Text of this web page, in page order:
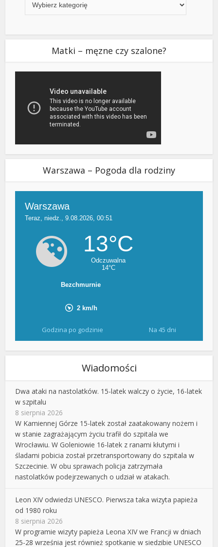
Matki – męzne czy szalone?
Warszawa – Pogoda dla rodziny
Godzina po godzinie Na 45 dni
Wiadomości
Dwa ataki na nastolatków. 15-latek walczy o życie, 16-latek
w szpitalu
8 sierpnia 2026
W Kamiennej Górze 15-latek został zaatakowany nożem i
w stanie zagrażającym życiu trafił do szpitala we
Wrocławiu. W Goleniowie 16-latek z ranami kłutymi i
śladami pobicia został przetransportowany do szpitala w
Szczecinie. W obu sprawach policja zatrzymała
nastolatków podejrzewanych o udział w atakach.
Leon XIV odwiedzi UNESCO. Pierwsza taka wizyta papieża
od 1980 roku
8 sierpnia 2026
W programie wizyty papieża Leona XIV we Francji w dniach
25-28 września jest również spotkanie w siedzibie UNESCO